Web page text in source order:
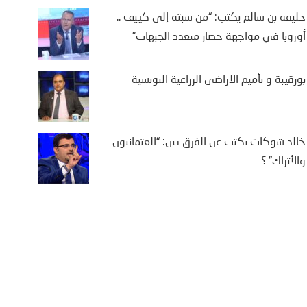
مواجهة حصار متعدد الجبهات”
2 أغسطس، 2026
خليفة بن سالم يكتب: “من سبتة إلى كييف ..
أوروبا في مواجهة حصار متعدد الجبهات”
بورقيبة و تأميم الاراضي الزراعية التونسية
خالد شوكات يكتب عن الفرق بين: “العثمانيون
والأتراك” ؟